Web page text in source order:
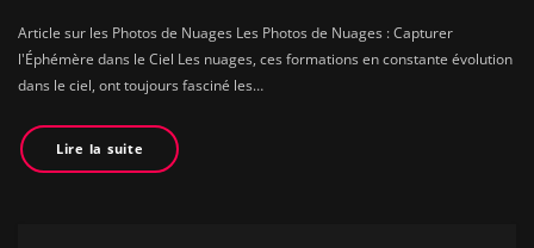
Article sur les Photos de Nuages Les Photos de Nuages : Capturer
l'Éphémère dans le Ciel Les nuages, ces formations en constante évolution
dans le ciel, ont toujours fasciné les…
Lire la suite